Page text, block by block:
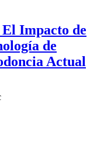
Impacto de
de
Actual